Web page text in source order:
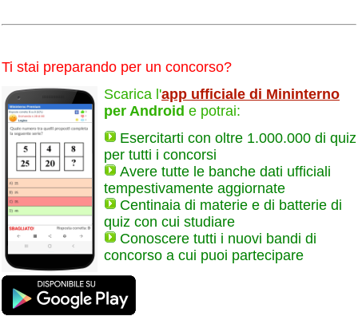
Ti stai preparando per un concorso?
Scarica l'app ufficiale di Mininterno
per Android e potrai:
Esercitarti con oltre 1.000.000 di quiz
per tutti i concorsi
Avere tutte le banche dati ufficiali
tempestivamente aggiornate
Centinaia di materie e di batterie di
quiz con cui studiare
Conoscere tutti i nuovi bandi di
concorso a cui puoi partecipare